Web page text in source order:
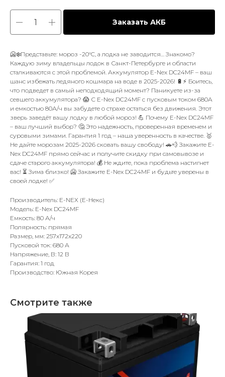
Заказать АКБ
🥶❄️Представьте: мороз -20°C, а лодка не заводится… Знакомо?
Каждую зиму владельцы лодок в Санкт-Петербурге и области
сталкиваются с этой проблемой. Аккумулятор E-Nex DC24MF – ваш
шанс избежать ледяного кошмара на воде в 2025-2026! 🔋⚡ Боитесь,
что подведет в самый неподходящий момент? Паникуете из-за
севшего аккумулятора? 😱 С E-Nex DC24MF с пусковым током 680А
и емкостью 80А/ч вы забудете о страхе остаться без движения. Этот
зверь заведёт вашу лодку в любой мороз! 💪 Почему E-Nex DC24MF
– ваш лучший выбор? 🤔 Это надежность, проверенная временем и
суровыми зимами. Гарантия 1 год – наша уверенность в качестве. 🥇
Не дайте морозам 2025-2026 сковать вашу свободу! 🚗💨 Закажите E-
Nex DC24MF прямо сейчас и получите скидку при самовывозе и
сдаче старого аккумулятора! 💰 Не ждите, пока проблема настигнет
вас! ⏳ Зима близко! 🥶 Закажите E-Nex DC24MF и будьте уверены в
своей лодке! ✅
Производитель: E-NEX (Е-Некс)
Модель: E-Nex DC24MF
Емкость: 80 А/ч
Полярность: прямая
Размер, мм: 257x172x220
Пусковой ток: 680 А
Напряжение, В: 12 В
Гарантия: 1 год
Производство: Южная Корея
Смотрите также